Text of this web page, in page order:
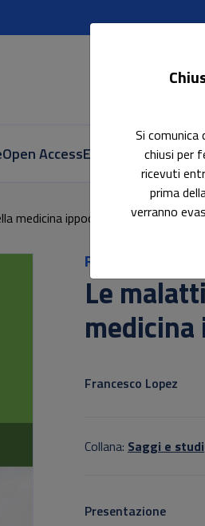
Open AccessE-book Accessibili
medicina ippocratica
Ricerca
Le
Francesco Lopez
Collana: Saggi e studi
Presentazione
Si
chiusi per
ricevuti
prima
verranno